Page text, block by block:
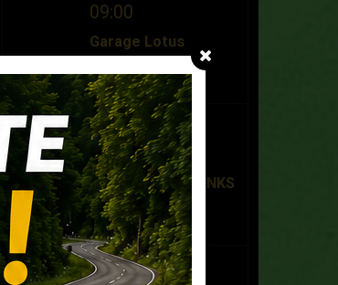
09:00
Garage Lotus
Brussels - Zellik
Lotus Diamond Tour
Le 04/10/2026 à 08:30
PLAASJ KAFFEE FOOD & DRINKS
- Antwerpen-Linkeroever
Lotus Noordzee Tour